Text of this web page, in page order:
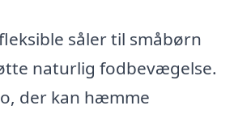
såler til småbørn
naturlig fodbevægelse.
der kan hæmme